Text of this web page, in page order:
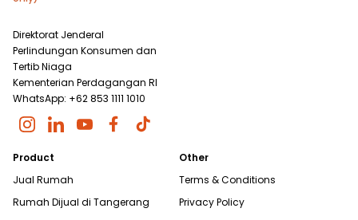
Direktorat Jenderal
Perlindungan Konsumen dan
Tertib Niaga
Kementerian Perdagangan RI
WhatsApp: +62 853 1111 1010
Product
Jual Rumah
Rumah Dijual di Tangerang
Other
Terms & Conditions
Privacy Policy